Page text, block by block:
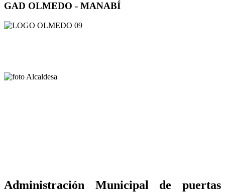
GAD OLMEDO - MANABÍ
Administración Municipal de puertas